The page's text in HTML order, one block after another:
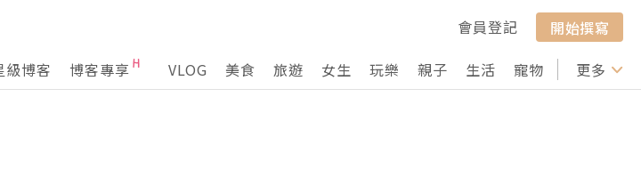
會員登記
開始撰寫
級博客 博客專享 VLOG 美食 旅遊 女生 玩樂 親子 生活 寵物 行山 打卡
更多